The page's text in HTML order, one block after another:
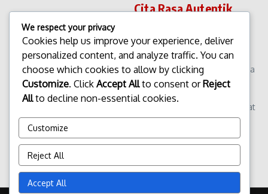
Cita Rasa Autentik
merupakan salah satu
Resep Tipat Blayag Khas Bali
Kuliner Tradisional dengan Cita
Rasa Autentik. Tipat Blayag
merupakan salah satu kuliner
tradisional khas Bali yang sarat
akan nilai budaya dan
admin Januari 23, 2026
Read More
We respect your privacy
Cookies help us improve your experience, deliver
personalized content, and analyze traffic. You can
choose which cookies to allow by clicking
Customize. Click Accept Allto consent orReject
Allto decline non-essential cookies.
Customize
Reject All
Accept All